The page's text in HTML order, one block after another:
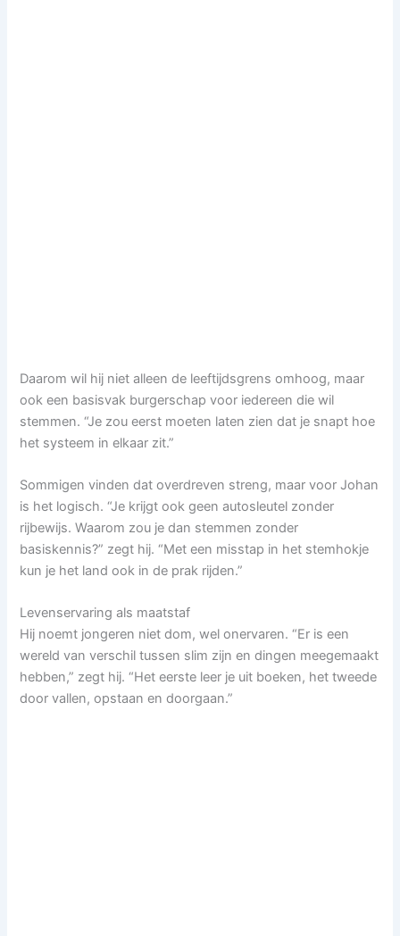
Daarom wil hij niet alleen de leeftijdsgrens omhoog, maar
ook een basisvak burgerschap voor iedereen die wil
stemmen. “Je zou eerst moeten laten zien dat je snapt hoe
het systeem in elkaar zit.”
Sommigen vinden dat overdreven streng, maar voor Johan
is het logisch. “Je krijgt ook geen autosleutel zonder
rijbewijs. Waarom zou je dan stemmen zonder
basiskennis?” zegt hij. “Met een misstap in het stemhokje
kun je het land ook in de prak rijden.”
Levenservaring als maatstaf
Hij noemt jongeren niet dom, wel onervaren. “Er is een
wereld van verschil tussen slim zijn en dingen meegemaakt
hebben,” zegt hij. “Het eerste leer je uit boeken, het tweede
door vallen, opstaan en doorgaan.”